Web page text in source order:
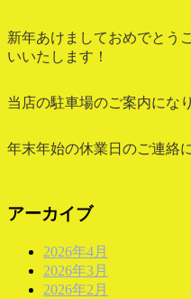
新年あけましておめでとう
いいたします！
当店の駐車場のご案内にな
年末年始の休業日のご連絡
アーカイブ
2026年4月
2026年3月
2026年2月